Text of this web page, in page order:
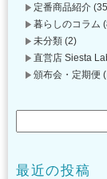
定番商品紹介
暮らしのコラム
未分類 (2)
直営店 Siesta
頒布会・定期便
最近の投稿